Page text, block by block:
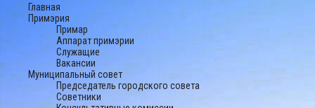
Главная
Примэрия
Примар
Аппарат примэрии
Служащие
Вакансии
Муниципальный совет
Председатель городского совета
Советники